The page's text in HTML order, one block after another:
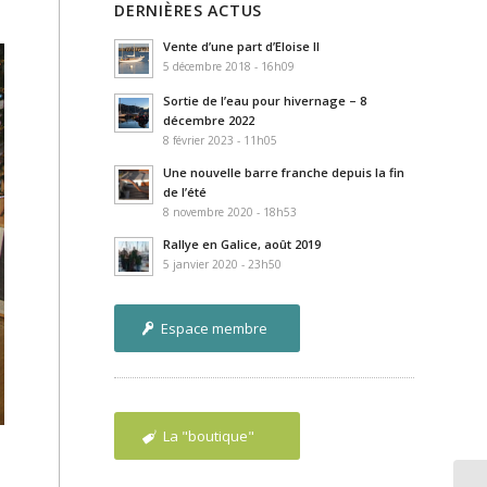
DERNIÈRES ACTUS
Vente d’une part d’Eloise II
5 décembre 2018 - 16h09
Sortie de l’eau pour hivernage – 8
décembre 2022
8 février 2023 - 11h05
Une nouvelle barre franche depuis la fin
de l’été
8 novembre 2020 - 18h53
Rallye en Galice, août 2019
5 janvier 2020 - 23h50
Espace membre
La "boutique"